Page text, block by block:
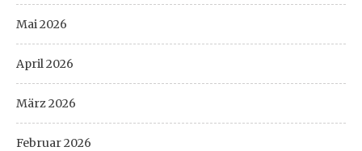
Mai 2026
April 2026
März 2026
Februar 2026